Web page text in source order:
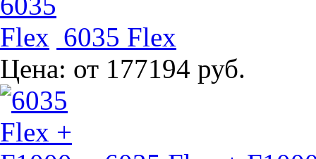
6035 Flex
Цена: от 177194 руб.